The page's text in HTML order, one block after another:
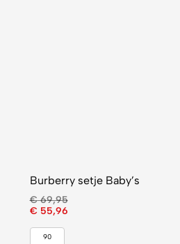
Burberry setje Baby’s
€69,95
€ 55,96
90